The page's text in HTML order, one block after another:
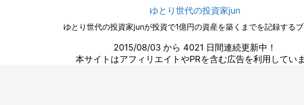
ゆとり世代の投資家jun
ゆとり世代の投資家junが投資で1億円の資産を築くまでを記録するブ
2015/08/03 から 4021 日間連続更新中！
本サイトはアフィリエイトやPRを含む広告を利用してい